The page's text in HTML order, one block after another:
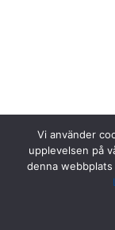
Riksstroke,
Vi använder
upplevelsen på
denna